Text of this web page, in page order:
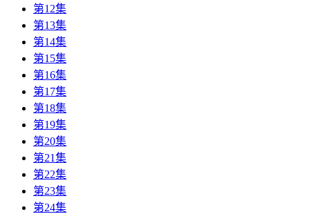
第12集
第13集
第14集
第15集
第16集
第17集
第18集
第19集
第20集
第21集
第22集
第23集
第24集